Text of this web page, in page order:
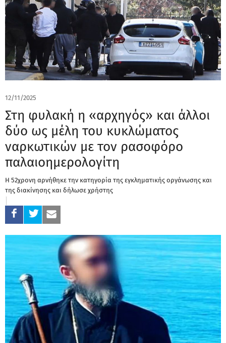
12/11/2025
Στη φυλακή η «αρχηγός» και άλλοι
δύο ως μέλη του κυκλώματος
ναρκωτικών με τον ρασοφόρο
παλαιοημερολογίτη
Η 52χρονη αρνήθηκε την κατηγορία της εγκληματικής οργάνωσης και
της διακίνησης και δήλωσε χρήστης